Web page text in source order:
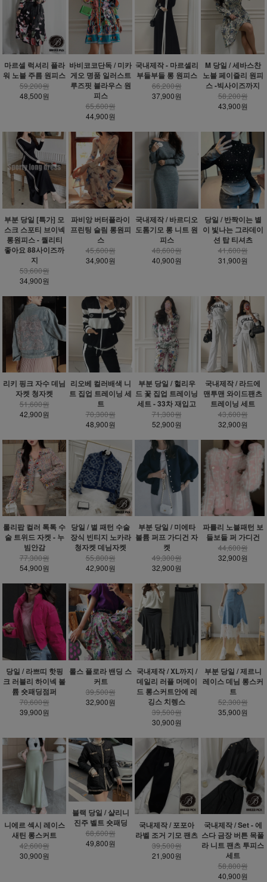
마르셀 럭셔리 플라
워 노블 주름 원피스
59,200원
48,500원
바비코코단독 / 미카
게오 명품 일러스트
루즈핏 블라우스 원
피스
65,600원
44,900원
국내제작 - 마르셀리
부들부들 롱 원피스
66,200원
37,900원
M 당일 / 세바스찬
노블 페이즐리 원피
스 -빅사이즈까지
58,200원
43,900원
부분 당일 [특가] 모
스크 스포티 브이넥
롱원피스 - 퀄리티
좋아요 88사이즈까
지
53,600원
34,900원
파비앙 버터플라이
프린팅 슬림 롱원피
스
45,600원
34,900원
국내제작 / 바르디오
도톰기모 롱 니트 원
피스
48,600원
40,900원
당일 / 반짝이는 별
이 빛나는 그라데이
션 탑 티셔츠
41,600원
31,900원
리키 핑크 자수 데님
자켓 청자켓
51,600원
42,900원
리오베 컬러배색 니
트 집업 트레이닝 세
트
70,300원
48,900원
부분 당일 / 헐리우
드 꽃 집업 트레이닝
세트 - 33차 재입고
71,300원
52,900원
국내제작 / 라드에
맨투맨 와이드팬츠
트레이닝 세트
43,600원
32,900원
롤리팝 컬러 톡톡 수
술 트위드 자켓 - 누
빔안감
77,300원
54,900원
당일 / 별 패턴 수술
장식 빈티지 노카라
청자켓 데님자켓
55,800원
42,900원
부분 당일 / 미에타
볼륨 퍼프 가디건 자
켓
49,300원
32,900원
파를리 노블패턴 보
들보들 퍼 가디건
44,600원
32,900원
당일 / 라쁘띠 핫핑
크 러블리 하이넥 볼
륨 숏패딩점퍼
70,600원
39,900원
롤스 플로라 밴딩 스
커트
39,500원
32,900원
국내제작 / XL까지 /
데일리 러플 머메이
드 롱스커트안에 레
깅스 치렝스
39,500원
30,900원
부분 당일 / 제르니
레이스 데님 롱스커
트
52,300원
35,900원
니에르 섹시 레이스
새틴 롱스커트
42,600원
30,900원
블랙 당일 / 샬리니
진주 벨트 숏패딩
68,600원
49,800원
국내제작 / 포포아
라벨 조거 기모 팬츠
39,500원
21,900원
국내제작 / Set - 에
스다 금장 버튼 목폴
라 니트 팬츠 투피스
세트
58,800원
40,900원